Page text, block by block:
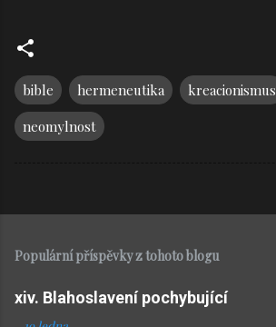
bible hermeneutika
kreacionismus
neomylnost
Populární příspěvky z tohoto blogu
xiv. Blahoslavení pochybující